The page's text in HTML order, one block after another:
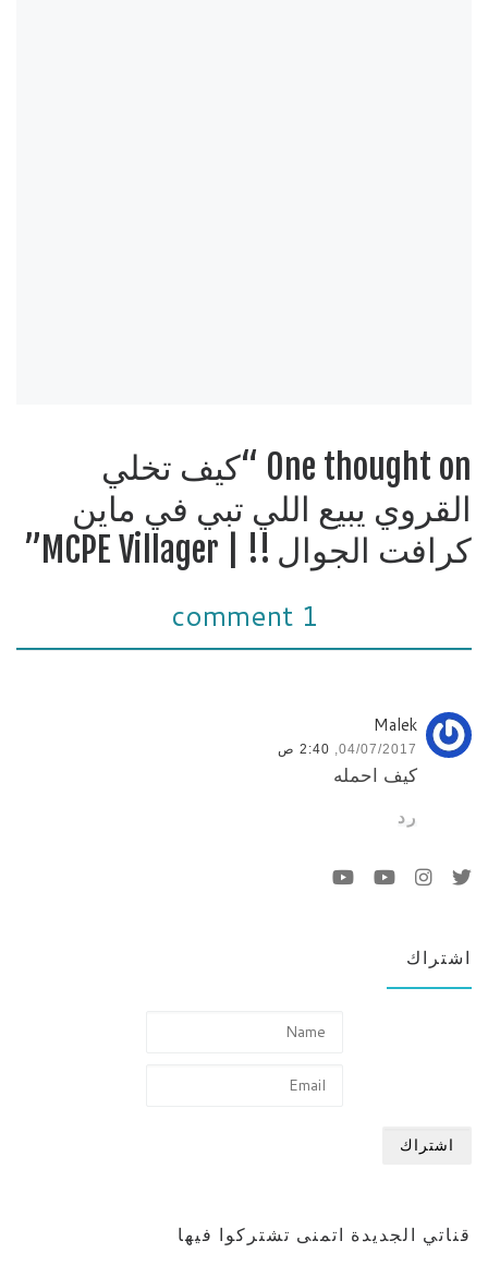
One thought on “كيف تخلي
القروي يبيع اللي تبي في ماين
كرافت الجوال !! | MCPE Villager”
1 comment
Malek
04/07/2017, 2:40 ص
كيف احمله
رد
اشتراك
قناتي الجديدة اتمنى تشتركوا فيها